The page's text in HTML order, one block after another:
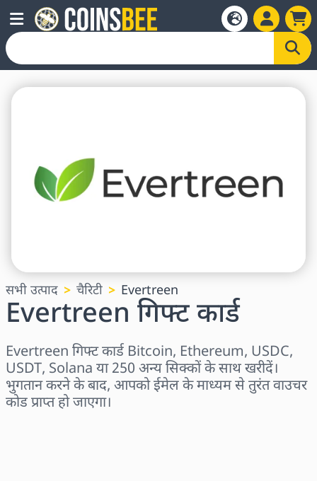
सभी उत्पाद चैरिटी Evertreen
Evertreen गिफ्ट कार्ड
Evertreen गिफ्ट कार्ड Bitcoin, Ethereum, USDC,
USDT, Solana या 250 अन्य सिक्कों के साथ खरीदें।
भुगतान करने के बाद, आपको ईमेल के माध्यम से तुरंत वाउचर
कोड प्राप्त हो जाएगा।